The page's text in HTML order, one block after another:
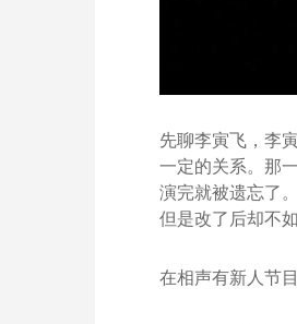
先聊李寅飞，李
一定的关系。那
演完就被遗忘了
但是改了后却不
在相声有新人节